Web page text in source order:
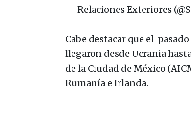
— Relaciones Exteriores
Cabe destacar que el
llegaron desde Ucrania
de la Ciudad de México
Rumanía e Irlanda.